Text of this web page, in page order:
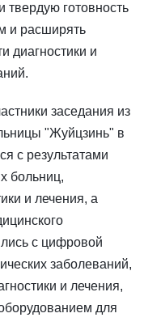
твердую готовность
и расширять
диагностики и
заседания из
"Жуйцзинь" в
с результатами
больниц,
и лечения, а
с цифровой
заболеваний,
и лечения,
для